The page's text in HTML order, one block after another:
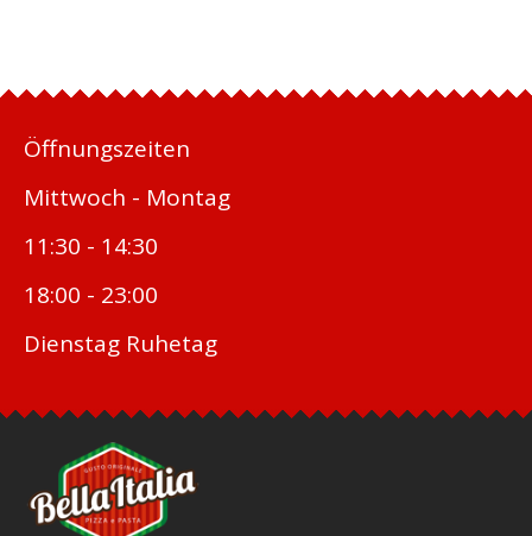
Öffnungszeiten
Mittwoch - Montag
11:30 - 14:30
18:00 - 23:00
Dienstag Ruhetag